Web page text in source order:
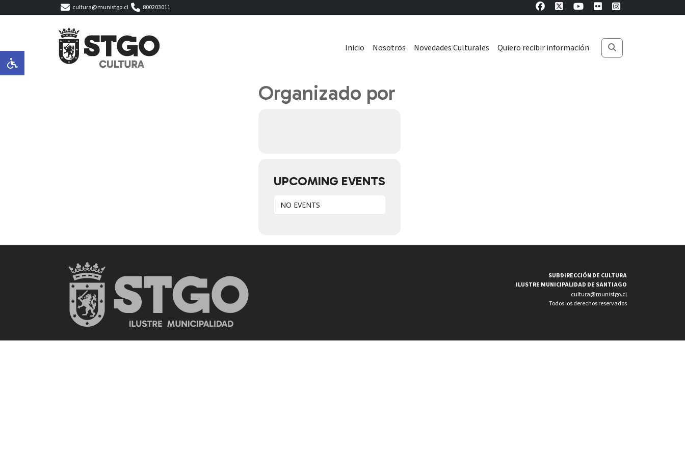
cultura@munistgo.cl 800203011
Inicio Nosotros Novedades Culturales Quiero recibir información
Organizado por
UPCOMING EVENTS
NO EVENTS
SUBDIRECCIÓN DE CULTURA
ILUSTRE MUNICIPALIDAD DE SANTIAGO
cultura@munistgo.cl
Todos los derechos reservados